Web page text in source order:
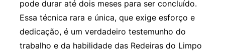
pode durar até dois meses para ser concluído.
Essa técnica rara e única, que exige esforço e
dedicação, é um verdadeiro testemunho do
trabalho e da habilidade das Redeiras do Limpo